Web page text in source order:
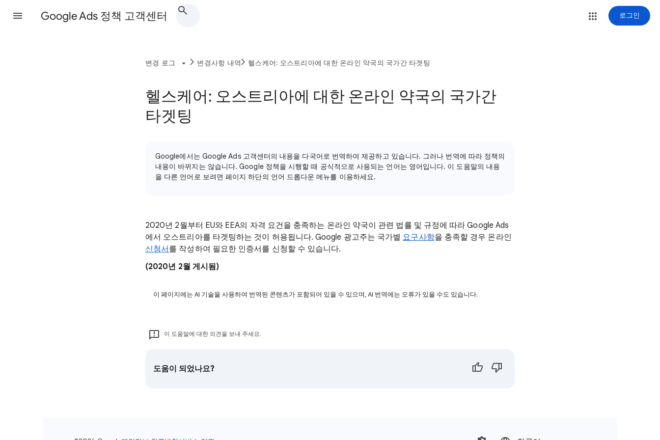
Google Ads 정책 고객센터 로그인
변경 로그 변경사항 내역 헬스케어: 오스트리아에 대한 온라인 약국의 국가간 타겟팅
헬스케어: 오스트리아에 대한 온라인 약국의 국가간
타겟팅
Google에서는 Google Ads 고객센터의 내용을 다국어로 번역하여 제공하고 있습니다. 그러나 번역에 따라 정책의
내용이 바뀌지는 않습니다. Google 정책을 시행할 때 공식적으로 사용되는 언어는 영어입니다. 이 도움말의 내용
을 다른 언어로 보려면 페이지 하단의 언어 드롭다운 메뉴를 이용하세요.
2020년 2월부터 EU와 EEA의 자격 요건을 충족하는 온라인 약국이 관련 법률 및 규정에 따라 Google Ads
에서 오스트리아를 타겟팅하는 것이 허용됩니다. Google 광고주는 국가별 요구사항을 충족할 경우 온라인
신청서 를 작성하여 필요한 인증서를 신청할 수 있습니다.
(2020년 2월 게시됨)
이 페이지에는 AI 기술을 사용하여 번역된 콘텐츠가 포함되어 있을 수 있으며, AI 번역에는 오류가 있을 수도 있습니다.
이 도움말에 대한 의견을 보내 주세요.
도움이 되었나요?